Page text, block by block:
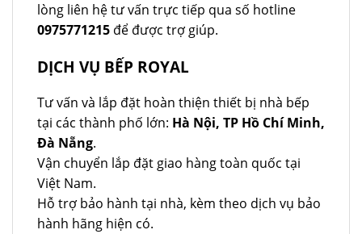
lòng liên hệ tư vấn trực tiếp qua số hotline
0975771215 để được trợ giúp.
DỊCH VỤ BẾP ROYAL
Tư vấn và lắp đặt hoàn thiện thiết bị nhà bếp
tại các thành phố lớn: Hà Nội, TP Hồ Chí Minh,
Đà Nẵng.
Vận chuyển lắp đặt giao hàng toàn quốc tại
Việt Nam.
Hỗ trợ bảo hành tại nhà, kèm theo dịch vụ bảo
hành hãng hiện có.